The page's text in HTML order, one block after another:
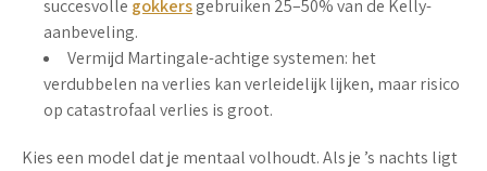
succesvolle gokkersgebruiken 25–50% van de Kelly-
aanbeveling.
Vermijd Martingale-achtige systemen: het
verdubbelen na verlies kan verleidelijk lijken, maar risico
op catastrofaal verlies is groot.
Kies een model dat je mentaal volhoudt. Als je ’s nachts ligt